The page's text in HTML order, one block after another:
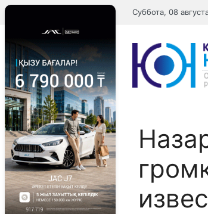
Перейти
к
содержимому
Суббота, 08